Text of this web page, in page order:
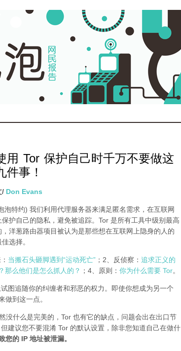
用 Tor 保护自己时千万不要做这
件事！
/ Don Evans
泡特约) 我们利用代理服务器来满足匿名需求，在互联网
保护自己的隐私，避免被追踪。Tor 是所有工具中级别最高
，洋葱路由器项目被认为是那些想在互联网上隐身的人的
选择。
当搬石头砸脚遇到“运动死亡” ；2、反侦察： 追求正义的
那么他们是怎么抓人的？ ；4、原则： 你为什么需要 Tor。
图追随你的纠缠者和邪恶的权力。即使你想成为另一个
做到这一点。
没什么是完美的，Tor 也有它的缺点，问题会出在出口节
建议您不要混淆 Tor 的默认设置，除非您知道自己在做什
您的 IP 地址被泄漏。